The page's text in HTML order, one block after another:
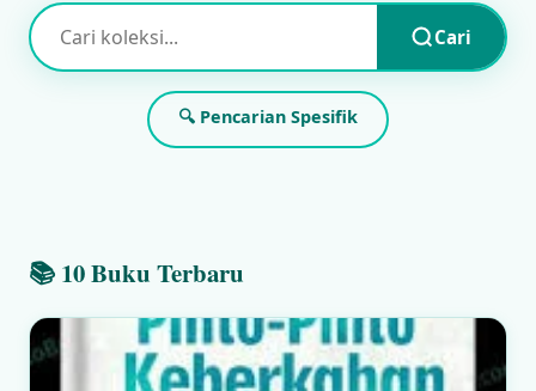
Cari
🔍 Pencarian Spesifik
📚 10 Buku Terbaru